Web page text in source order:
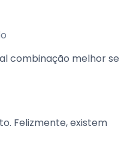
combinação melhor se
Felizmente, existem